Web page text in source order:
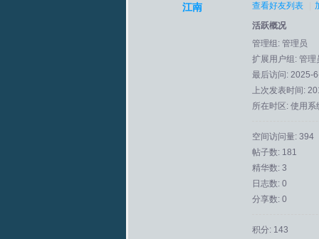
江南 查看好友列表
活跃概况
管理组: 管理员
扩展用户组: 管理
最后访问: 2025-
上次发表时间:
所在时区: 使用系
空间访问量: 394
帖子数: 181
精华数: 3
日志数: 0
分享数: 0
积分: 143